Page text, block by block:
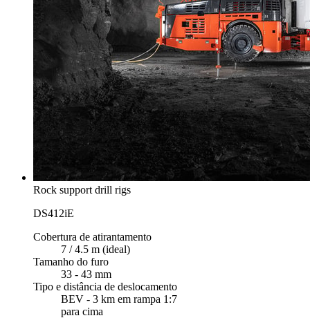
Rock support drill rigs
DS412iE
Cobertura de atirantamento
7 / 4.5 m (ideal)
Tamanho do furo
33 - 43 mm
Tipo e distância de deslocamento
BEV - 3 km em rampa 1:7
para cima